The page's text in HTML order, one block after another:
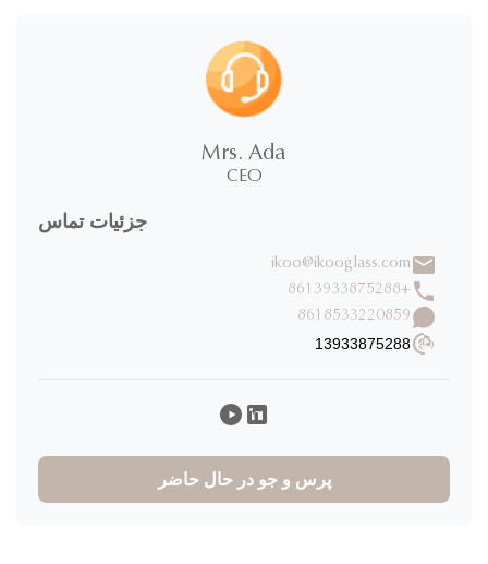
Mrs. Ada
CEO
جزئیات تماس
ikoo@ikooglass.com
8618533220859
13933875288
پرس و جو در حال حاضر